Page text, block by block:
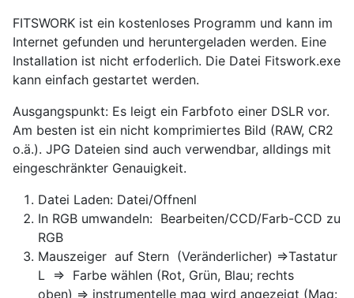
FITSWORK ist ein kostenloses Programm und kann im
Internet gefunden und heruntergeladen werden. Eine
Installation ist nicht erfoderlich. Die Datei Fitswork.exe
kann einfach gestartet werden.
Ausgangspunkt: Es leigt ein Farbfoto einer DSLR vor.
Am besten ist ein nicht komprimiertes Bild (RAW, CR2
o.ä.). JPG Dateien sind auch verwendbar, alldings mit
eingeschränkter Genauigkeit.
Datei Laden: Datei/Offnenl
In RGB umwandeln: Bearbeiten/CCD/Farb-CCD zu
RGB
Mauszeiger auf Stern (Veränderlicher) =>Tastatur
L => Farbe wählen (Rot, Grün, Blau; rechts
oben) => instrumentelle mag wird angezeigt (Mag: